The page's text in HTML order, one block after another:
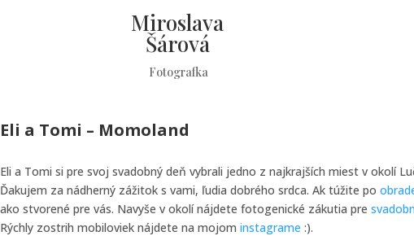
Miroslava
Šárová
Fotografka
Eli a Tomi – Momoland
Eli a Tomi si pre svoj svadobný deň vybrali jedno z najkrajších miest v okolí
Ďakujem za nádherný zážitok s vami, ľudia dobrého srdca. Ak túžite po
ako stvorené pre vás. Navyše v okolí nájdete fotogenické zákutia pre
Rýchly zostrih mobiloviek nájdete na mojom instagrame :).